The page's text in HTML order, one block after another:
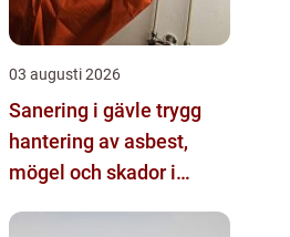
03 augusti 2026
Sanering i gävle trygg
hantering av asbest,
mögel och skador i